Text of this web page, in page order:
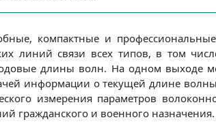
компактные и
линий связи всех типов, в том
длины волн. На одном выходе
информации о текущей длине
измерения параметров
гражданского и военного назначения.